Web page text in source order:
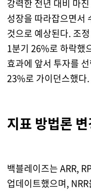
강력한 전년 대비 마
성장을 따라잡으면서
것으로 예상된다. 조
1분기 26%로 하락했
효과에 앞서 투자를
23%로 가이던스했다.
지표 방법론
백블레이즈는 ARR,
업데이트했으며,